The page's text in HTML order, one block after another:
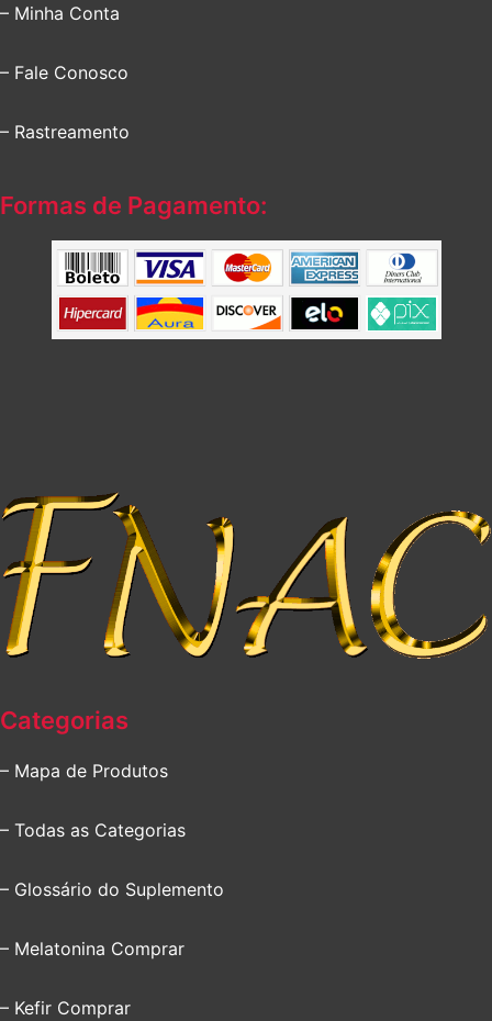
– Minha Conta
– Fale Conosco
– Rastreamento
Formas de Pagamento:
Categorias
– Mapa de Produtos
– Todas as Categorias
– Glossário do Suplemento
– Melatonina Comprar
– Kefir Comprar